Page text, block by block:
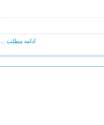
ادامه مطلب ...